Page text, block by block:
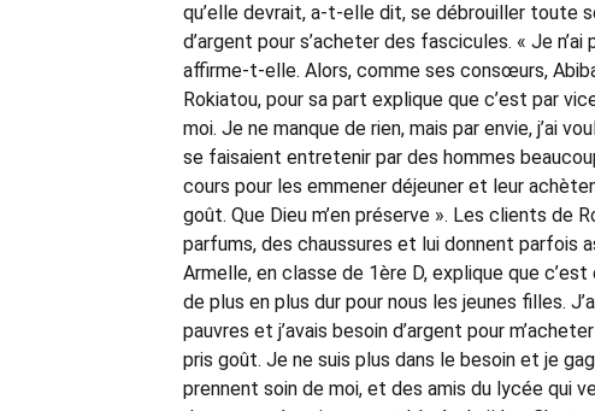
qu’elle devrait, a-t-elle dit, se débrouiller toute
d’argent pour s’acheter des fascicules. « Je
affirme-t-elle. Alors, comme ses consœurs,
Rokiatou, pour sa part explique que c’est par
moi. Je ne manque de rien, mais par envie, j’ai
se faisaient entretenir par des hommes
cours pour les emmener déjeuner et leur
goût. Que Dieu m’en préserve ». Les clients
parfums, des chaussures et lui donnent parfois
Armelle, en classe de 1ère D, explique que
de plus en plus dur pour nous les jeunes filles.
pauvres et j’avais besoin d’argent pour
pris goût. Je ne suis plus dans le besoin et je
prennent soin de moi, et des amis du lycée qui